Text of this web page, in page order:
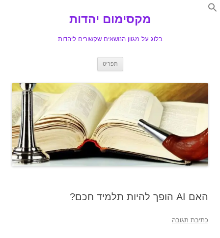
Search
מקסימום יהדות
בלוג על מגוון הנושאים שקשורים ליהדות
תפריט
האם AI הופך להיות תלמיד חכם?
כתיבת תגובה